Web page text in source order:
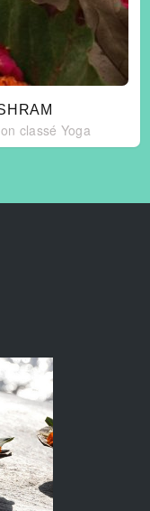
classé Yoga